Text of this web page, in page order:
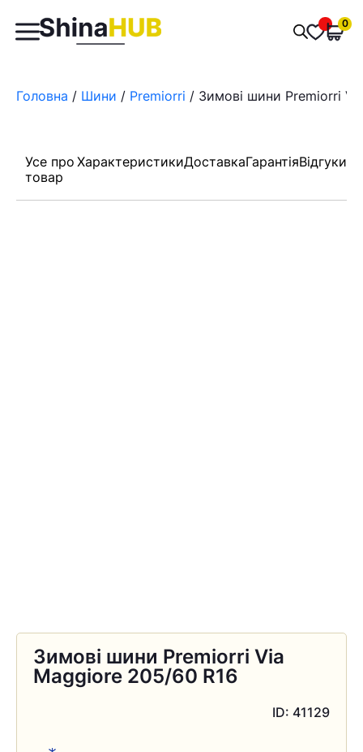
Пошук
товарів
0
Головна / Шини / Premiorri / Зимові шини Premiorri
Усе про
товар
ХарактеристикиДоставкаГарантіяВідгуки
Зимові шини Premiorri Via
Maggiore 205/60 R16
ID: 41129